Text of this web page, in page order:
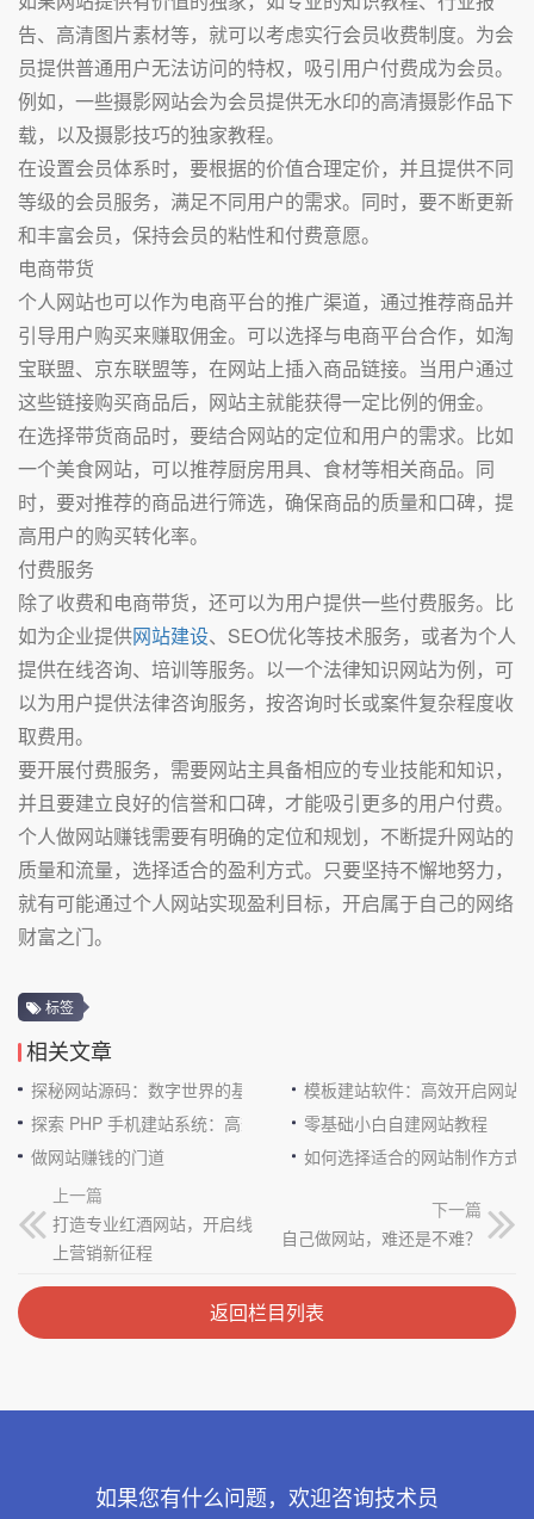
告、高清图片素材等，就可以考虑实行会员收费制度。为会
员提供普通用户无法访问的特权，吸引用户付费成为会员。
例如，一些摄影网站会为会员提供无水印的高清摄影作品下
载，以及摄影技巧的独家教程。
在设置会员体系时，要根据的价值合理定价，并且提供不同
等级的会员服务，满足不同用户的需求。同时，要不断更新
和丰富会员，保持会员的粘性和付费意愿。
电商带货
个人网站也可以作为电商平台的推广渠道，通过推荐商品并
引导用户购买来赚取佣金。可以选择与电商平台合作，如淘
宝联盟、京东联盟等，在网站上插入商品链接。当用户通过
这些链接购买商品后，网站主就能获得一定比例的佣金。
在选择带货商品时，要结合网站的定位和用户的需求。比如
一个美食网站，可以推荐厨房用具、食材等相关商品。同
时，要对推荐的商品进行筛选，确保商品的质量和口碑，提
高用户的购买转化率。
付费服务
除了收费和电商带货，还可以为用户提供一些付费服务。比
如为企业提供网站建设、SEO优化等技术服务，或者为个人
提供在线咨询、培训等服务。以一个法律知识网站为例，可
以为用户提供法律咨询服务，按咨询时长或案件复杂程度收
取费用。
要开展付费服务，需要网站主具备相应的专业技能和知识，
并且要建立良好的信誉和口碑，才能吸引更多的用户付费。
个人做网站赚钱需要有明确的定位和规划，不断提升网站的
质量和流量，选择适合的盈利方式。只要坚持不懈地努力，
就有可能通过个人网站实现盈利目标，开启属于自己的网络
财富之门。
标签
相关文章
探秘网站源码：数字世界的基石
模板建站软件：高效开启网站
探索 PHP 手机建站系统：高效与便捷的完美结合零基础小白自建网站教程
做网站赚钱的门道
如何选择适合的网站制作方式
上一篇
打造专业红酒网站，开启线
上营销新征程
下一篇
自己做网站，难还是不难？
返回栏目列表
如果您有什么问题，欢迎咨询技术员